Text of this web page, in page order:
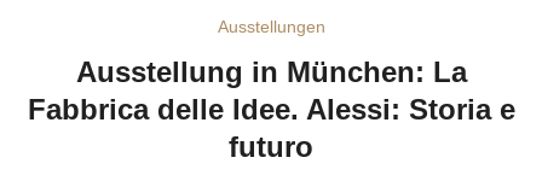
Ausstellungen
Ausstellung in München: La
Fabbrica delle Idee. Alessi: Storia e
futuro